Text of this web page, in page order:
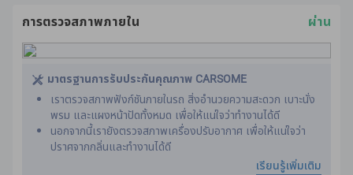
การตรวจสภาพภายใน ผ่าน
มาตรฐานการรับประกันคุณภาพ CARSOME
เราตรวจสภาพฟังก์ชันภายในรถ สิ่งอำนวยความสะดวก เบาะนั่ง
พรม และแผงหน้าปัดทั้งหมด เพื่อให้แน่ใจว่าทำงานได้ดี
นอกจากนี้เรายังตรวจสภาพเครื่องปรับอากาศ เพื่อให้แน่ใจว่า
ปราศจากกลิ่นและทํางานได้ดี
กระบวนการปรับสภาพของเราได้รวมถึงรายละเอียดขั้นสูงและ
เรียนรู้เพิ่มเติม